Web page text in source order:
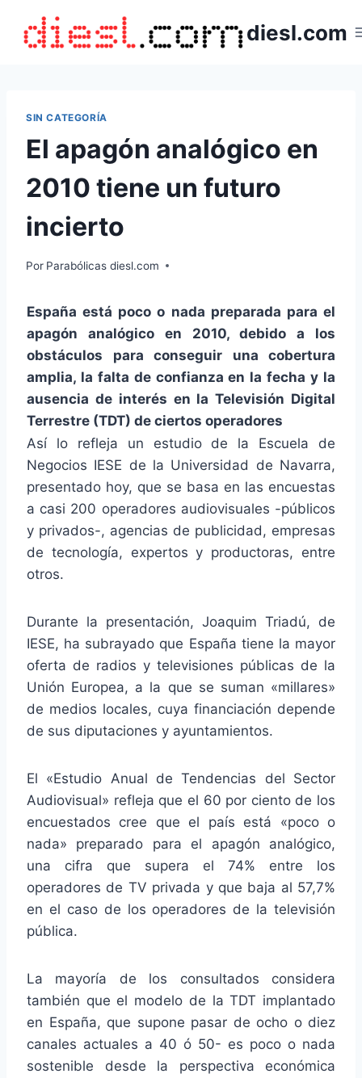
contenido
diesl.com
SIN CATEGORÍA
El apagón analógico en
2010 tiene un futuro
incierto
Por Parabólicas diesl.com
España está poco o nada preparada para el
apagón analógico en 2010, debido a los
obstáculos para conseguir una cobertura
amplia, la falta de confianza en la fecha y la
ausencia de interés en la Televisión Digital
Terrestre (TDT) de ciertos operadores
Así lo refleja un estudio de la Escuela de
Negocios IESE de la Universidad de Navarra,
presentado hoy, que se basa en las encuestas
a casi 200 operadores audiovisuales -públicos
y privados-, agencias de publicidad, empresas
de tecnología, expertos y productoras, entre
otros.
Durante la presentación, Joaquim Triadú, de
IESE, ha subrayado que España tiene la mayor
oferta de radios y televisiones públicas de la
Unión Europea, a la que se suman «millares»
de medios locales, cuya financiación depende
de sus diputaciones y ayuntamientos.
El «Estudio Anual de Tendencias del Sector
Audiovisual» refleja que el 60 por ciento de los
encuestados cree que el país está «poco o
nada» preparado para el apagón analógico,
una cifra que supera el 74% entre los
operadores de TV privada y que baja al 57,7%
en el caso de los operadores de la televisión
pública.
La mayoría de los consultados considera
también que el modelo de la TDT implantado
en España, que supone pasar de ocho o diez
canales actuales a 40 ó 50- es poco o nada
sostenible desde la perspectiva económica